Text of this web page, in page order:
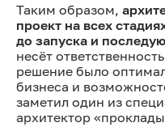
Таким образом,
проект на всех
до запуска и
несёт
решение было
бизнеса и
заметил один из
архитектор